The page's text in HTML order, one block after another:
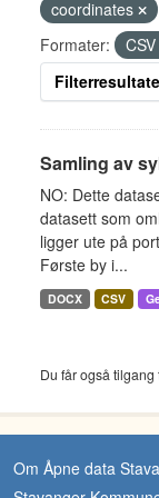
coordinates
Formater:
CSV
Samling av
NO: Dette
datasett som
ligger ute på
Første by i...
DOCX CSV
Du får også
Om Åpne data